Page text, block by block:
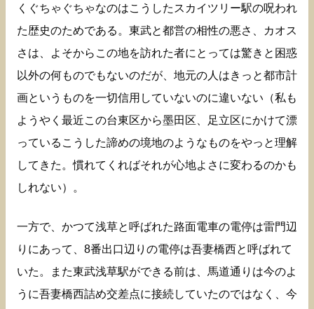
くぐちゃぐちゃなのはこうしたスカイツリー駅の呪われ
た歴史のためである。東武と都営の相性の悪さ、カオス
さは、よそからこの地を訪れた者にとっては驚きと困惑
以外の何ものでもないのだが、地元の人はきっと都市計
画というものを一切信用していないのに違いない（私も
ようやく最近この台東区から墨田区、足立区にかけて漂
っているこうした諦めの境地のようなものをやっと理解
してきた。慣れてくればそれが心地よさに変わるのかも
しれない）。
一方で、かつて浅草と呼ばれた路面電車の電停は雷門辺
りにあって、8番出口辺りの電停は吾妻橋西と呼ばれて
いた。また東武浅草駅ができる前は、馬道通りは今のよ
うに吾妻橋西詰め交差点に接続していたのではなく、今